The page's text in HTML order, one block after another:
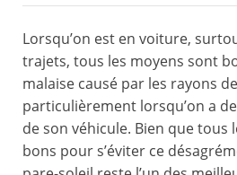
Lorsqu’on est en voiture,
trajets, tous les moyens sont
malaise causé par les rayons
particulièrement lorsqu’on a
de son véhicule. Bien que tous
bons pour s’éviter ce